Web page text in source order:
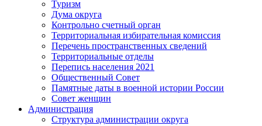
Туризм
Дума округа
Контрольно счетный орган
Территориальная избирательная комиссия
Перечень пространственных сведений
Территориальные отделы
Перепись населения 2021
Общественный Совет
Памятные даты в военной истории России
Совет женщин
Администрация
Структура администрации округа